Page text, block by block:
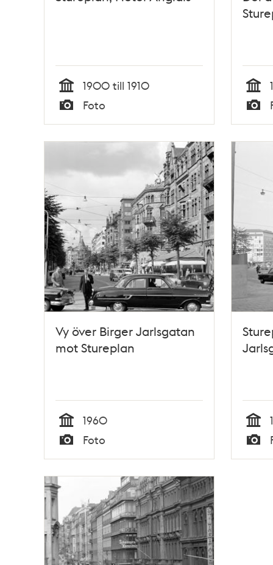
Tid
1900 till 1910
Typ
Foto Tid
Typ
Vy över Birger Jarlsgatan
mot Stureplan
Tid
1960
Typ
Foto Tid
Typ